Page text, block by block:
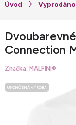
Vyprodáno
Connection
Značka: MALFINI®
UKONČENÁ VÝROBA